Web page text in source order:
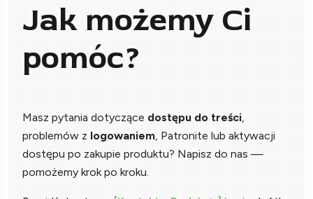
Jak możemy Ci
pomóc?
Masz pytania dotyczące dostępu do treści,
problemów z logowaniem, Patronite lub aktywacji
dostępu po zakupie produktu? Napisz do nas —
pomożemy krok po kroku.